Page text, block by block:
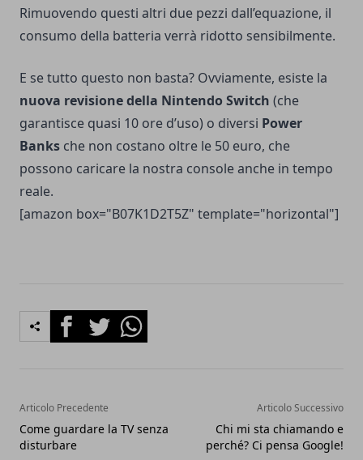
Rimuovendo questi altri due pezzi dall’equazione, il
consumo della batteria verrà ridotto sensibilmente.
E se tutto questo non basta? Ovviamente, esiste la
nuova revisione della Nintendo Switch (che
garantisce quasi 10 ore d’uso) o diversi Power
Banks che non costano oltre le 50 euro, che
possono caricare la nostra console anche in tempo
reale.
[amazon box="B07K1D2T5Z" template="horizontal"]
FacebookTwitterWhatsapp
Articolo Precedente
Come guardare la TV senza
disturbare
Articolo Successivo
Chi mi sta chiamando e
perché? Ci pensa Google!